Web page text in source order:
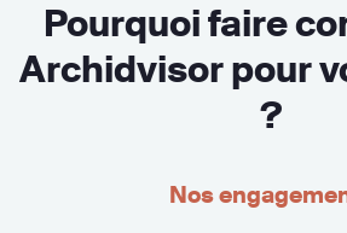
Pourquoi faire
Archidvisor pour
?
Nos